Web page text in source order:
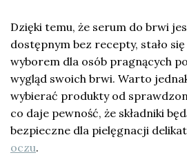
Dzięki temu, że serum do brwi
dostępnym bez recepty, stało
wyborem dla osób pragnących
wygląd swoich brwi. Warto
wybierać produkty od
co daje pewność, że składniki
bezpieczne dla pielęgnacji
oczu.